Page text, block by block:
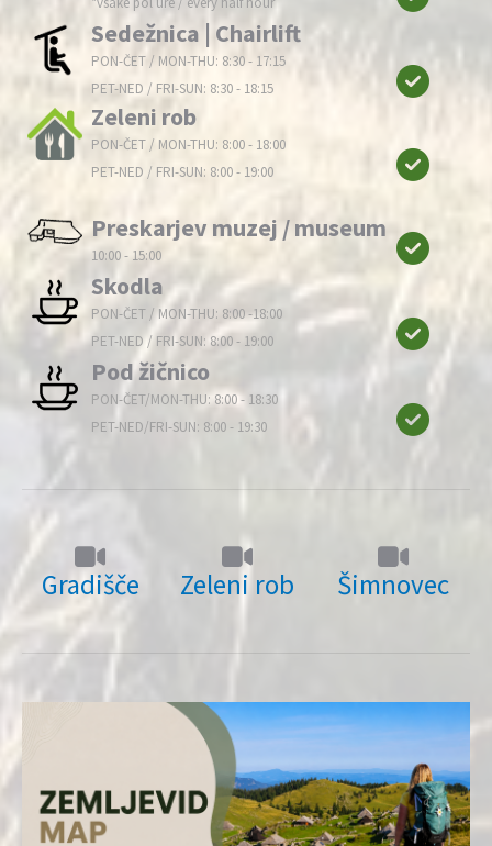
Sedežnica | Chairlift
PON-ČET / MON-THU: 8:30 - 17:15
PET-NED / FRI-SUN: 8:30 - 18:15
Zeleni rob
PON-ČET / MON-THU: 8:00 - 18:00
PET-NED / FRI-SUN: 8:00 - 19:00
Preskarjev muzej / museum
10:00 - 15:00
Skodla
PON-ČET / MON-THU: 8:00 -18:00
PET-NED / FRI-SUN: 8:00 - 19:00
Pod žičnico
PON-ČET/MON-THU: 8:00 - 18:30
PET-NED/FRI-SUN: 8:00 - 19:30
Gradišče Zeleni rob Šimnovec